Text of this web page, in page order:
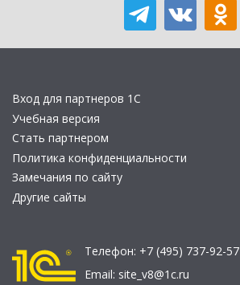
Вход для партнеров 1С
Учебная версия
Стать партнером
Политика конфиденциальности
Замечания по сайту
Другие сайты
Телефон: +7 (495) 737-92-57
Email: site_v8@1c.ru